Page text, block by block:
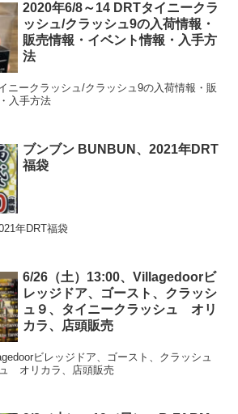
2020年6/8～14 DRTタイニークラ
ッシュ/クラッシュ9の入荷情報・
販売情報・イベント情報・入手方
法
ニークラッシュ/クラッシュ9の入荷情報・販
入手方法
ブンブン BUNBUN、2021年DRT
福袋
年DRT福袋
6/26（土）13:00、Villagedoorビ
レッジドア、ゴースト、クラッシ
ュ９、タイニークラッシュ オリ
カラ、店頭販売
ビレッジドア、ゴースト、クラッシュ
オリカラ、店頭販売